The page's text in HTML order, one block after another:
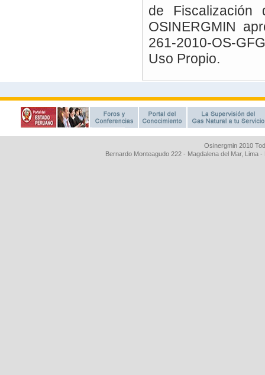
Osinergmin 2010
Bernardo Monteagudo 222 - Magdalena del Mar, Lima